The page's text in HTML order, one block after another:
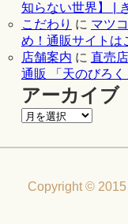
知らない世界】 |
こだわり に マツ
め！通販サイトは
店舗案内 に 直売
通販 「天のびろく
アーカイブ
Copyright ©